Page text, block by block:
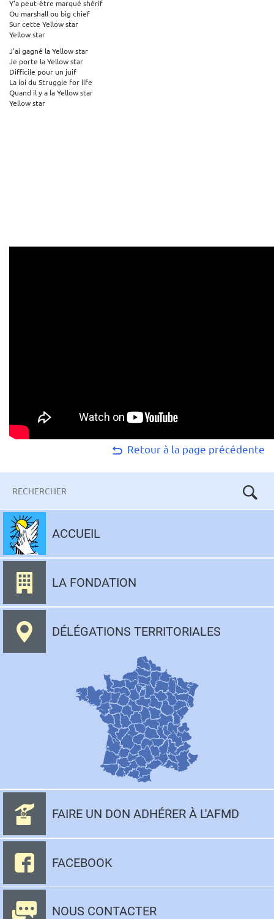
Y'a peut-être marqué shérif
Ou marshall ou big chief
Sur cette Yellow star
Yellow star
J'ai gagné la Yellow star
Je porte la Yellow star
Difficile pour un juif
La loi du Struggle for life
Quand il y a la Yellow star
Yellow star
Retour à la page précédente
clés
Aller
contenu
ACCUEIL
LA FONDATION
DÉLÉGATIONS TERRITORIALES
FAIRE UN DON ADHÉRER À L'AFMD
FACEBOOK
NOUS CONTACTER